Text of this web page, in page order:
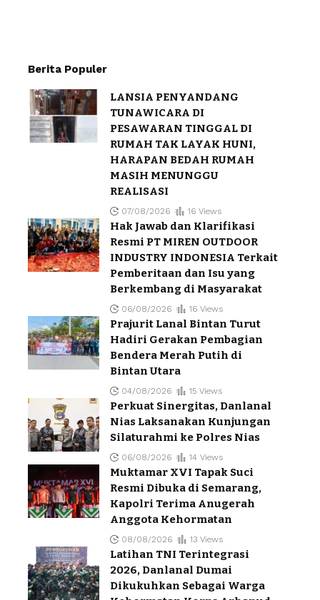
Berita Populer
LANSIA PENYANDANG
TUNAWICARA DI
PESAWARAN TINGGAL DI
RUMAH TAK LAYAK HUNI,
HARAPAN BEDAH RUMAH
MASIH MENUNGGU
REALISASI
07/08/2026 16 Views
Hak Jawab dan Klarifikasi
Resmi PT MIREN OUTDOOR
INDUSTRY INDONESIA Terkait
Pemberitaan dan Isu yang
Berkembang di Masyarakat
06/08/2026 16 Views
Prajurit Lanal Bintan Turut
Hadiri Gerakan Pembagian
Bendera Merah Putih di
Bintan Utara
04/08/2026 15 Views
Perkuat Sinergitas, Danlanal
Nias Laksanakan Kunjungan
Silaturahmi ke Polres Nias
06/08/2026 14 Views
Muktamar XVI Tapak Suci
Resmi Dibuka di Semarang,
Kapolri Terima Anugerah
Anggota Kehormatan
08/08/2026 13 Views
Latihan TNI Terintegrasi
2026, Danlanal Dumai
Dikukuhkan Sebagai Warga